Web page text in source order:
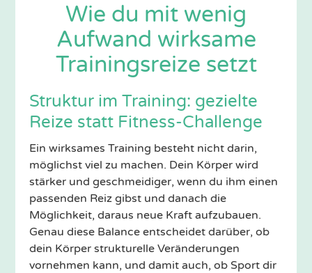
Wie du mit wenig
Aufwand wirksame
Trainingsreize setzt
Struktur im Training: gezielte
Reize statt Fitness-Challenge
Ein wirksames Training besteht nicht darin,
möglichst viel zu machen. Dein Körper wird
stärker und geschmeidiger, wenn du ihm einen
passenden Reiz gibst und danach die
Möglichkeit, daraus neue Kraft aufzubauen.
Genau diese Balance entscheidet darüber, ob
dein Körper strukturelle Veränderungen
vornehmen kann, und damit auch, ob Sport dir